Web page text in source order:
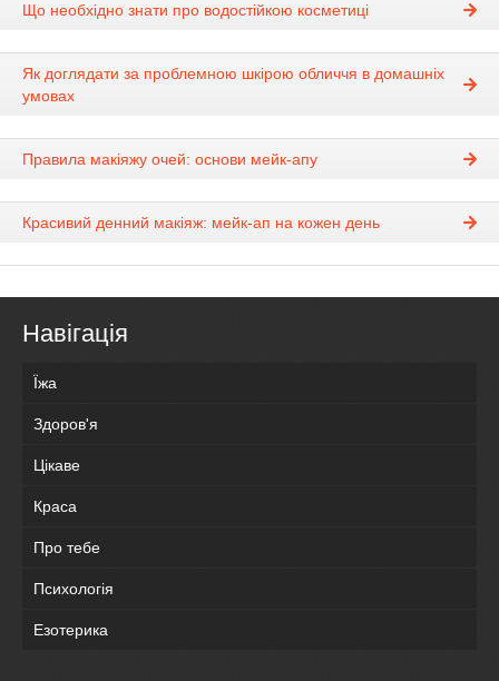
Що необхідно знати про водостійкою косметиці
Як доглядати за проблемною шкірою обличчя в домашніх
умовах
Правила макіяжу очей: основи мейк-апу
Красивий денний макіяж: мейк-ап на кожен день
Навігація
Їжа
Здоров'я
Цікаве
Краса
Про тебе
Психологія
Езотерика